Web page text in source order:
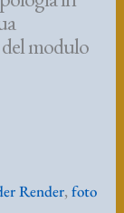
modulo
Render,foto